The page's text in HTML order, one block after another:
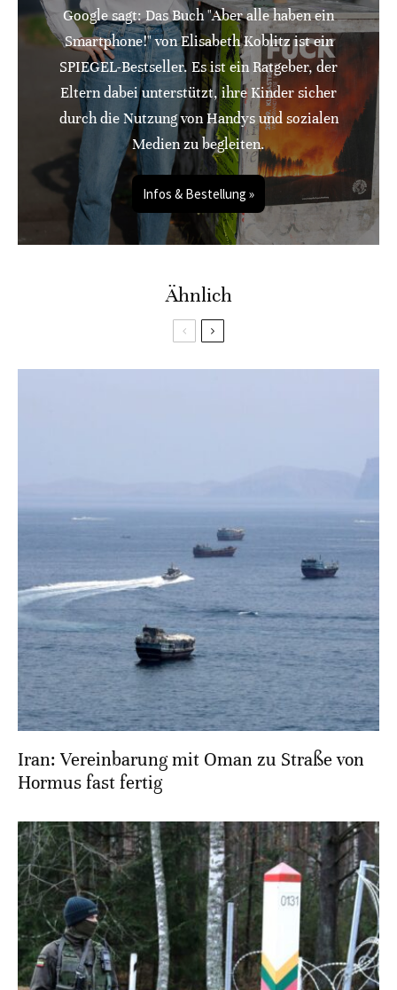
Google sagt: Das Buch "Aber alle haben ein
Smartphone!" von Elisabeth Koblitz ist ein
SPIEGEL-Bestseller. Es ist ein Ratgeber, der
Eltern dabei unterstützt, ihre Kinder sicher
durch die Nutzung von Handys und sozialen
Medien zu begleiten.
Infos & Bestellung »
Ähnlich
Iran: Vereinbarung mit Oman zu Straße von
Hormus fast fertig